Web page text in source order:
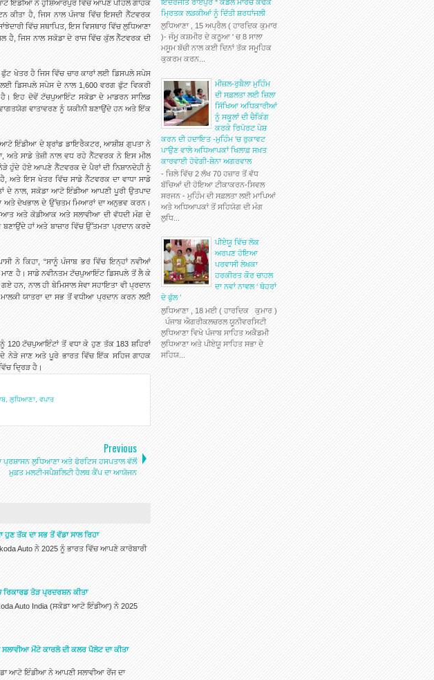
ਇੰਡੀਆ ਨੇ ਹੁਸ਼ਿਆਰਪੁਰ ਵਿੱਚ ਆਪਣੇ ਪਹਿਲੇ ਗਾਹਕ
ਕੀਤਾ ਹੈ, ਜਿਸ ਨਾਲ ਪੰਜਾਬ ਵਿੱਚ ਇਸਦੀ ਨੈੱਟਵਰਕ
ਵਿੱਚ ਸਥਾਪਿਤ, ਇਸ ਵਿਸਥਾਰ ਵਿੱਚ ਲੁਧਿਆਣਾ
ਜਿਸ ਨਾਲ ਸਕੋਡਾ ਦੇ ਰਾਜ ਵਿੱਚ ਕੁੱਲ ਨੈੱਟਵਰਕ ਦੀ
ਖੇਤਰ ਹੈ ਜਿਸ ਵਿੱਚ ਚਾਰ ਕਾਰਾਂ ਲਈ ਡਿਸਪਲੇ ਸਪੇਸ
ਡਿਸਪਲੇ ਸਪੇਸ ਦੇ ਨਾਲ 1,600 ਵਰਗ ਫੁੱਟ ਵਿਕਰੀ
ਇਹ ਦੋਵੇਂ ਟੱਚਪੁਆਇੰਟ ਸਕੋਡਾ ਦੇ ਮਾਡਰਨ ਸਾਲਿਡ
ਵਾਤਾਵਰਣ ਨੂੰ ਯਕੀਨੀ ਬਣਾਉਂਦੇ ਹਨ ਅਤੇ ਇੱਕ
ਇੰਡੀਆ ਦੇ ਬ੍ਰਾਂਡ ਡਾਇਰੈਕਟਰ, ਆਸ਼ੀਸ਼ ਗੁਪਤਾ ਨੇ
ਅਤੇ ਸਾਡੇ ਤੇਜ਼ੀ ਨਾਲ ਵਧ ਰਹੇ ਨੈੱਟਵਰਕ ਨੇ ਇਸ ਮੀਲ
ਹੁੰਦੇ ਹੋਏ ਆਪਣੇ ਨੈੱਟਵਰਕ ਦੇ ਪੈਰਾਂ ਦੀ ਨਿਸ਼ਾਨਦੇਹੀ ਨੂੰ
ਅਤੇ ਇਸ ਖੇਤਰ ਵਿੱਚ ਸਾਡੇ ਨੈੱਟਵਰਕ ਦਾ ਵਾਧਾ ਸਾਡੇ
ਦੇ ਨਾਲ, ਸਕੋਡਾ ਆਟੋ ਇੰਡੀਆ ਆਪਣੀ ਪੂਰੀ ਉਤਪਾਦ
ਅਤੇ ਦੇਖਭਾਲ ਦੇ ਉੱਚਤਮ ਮਿਆਰਾਂ ਦਾ ਅਨੁਭਵ ਕਰਨ।
ਅਤੇ ਕੋਡੀਆਕ ਅਤੇ ਸਲਾਵੀਆ ਦੀ ਵੱਧਦੀ ਮੰਗ ਦੇ
ਬਣਾਉਂਦੇ ਹਾਂ ਅਤੇ ਬਾਜ਼ਾਰ ਵਿੱਚ ਉੱਤਮਤਾ ਪ੍ਰਦਾਨ ਕਰਦੇ
ਨੇ ਕਿਹਾ, “ਸਾਨੂੰ ਪੰਜਾਬ ਭਰ ਵਿੱਚ ਇਨ੍ਹਾਂ ਨਵੀਆਂ
ਹੈ। ਸਾਡੇ ਨਵੀਨਤਮ ਟੱਚਪੁਆਇੰਟ ਡਿਸਪਲੇ ਤੋਂ ਲੈ ਕੇ
ਨਾਲ ਹੀ ਬੇਮਿਸਾਲ ਸੇਵਾ ਸਹਾਇਤਾ ਵੀ ਪ੍ਰਦਾਨ
ਯਾਤਰਾ ਦਾ ਸਭ ਤੋਂ ਵਧੀਆ ਪ੍ਰਦਾਨ ਕਰਨ ਲਈ
120 ਟੱਚਪੁਆਇੰਟਾਂ ਤੋਂ ਵਧਾ ਕੇ ਹੁਣ ਤੱਕ 183 ਸ਼ਹਿਰਾਂ
ਜਾਣ ਅਤੇ ਪੂਰੇ ਭਾਰਤ ਵਿੱਚ ਇੱਕ ਸਹਿਜ ਗਾਹਕ
ਦ੍ਰਿੜ ਹੈ।
, ਲੁਧਿਆਣਾ ਵਪਾਰ
Previous
ਪ੍ਰਸ਼ਾਸਨ ਲੁਧਿਆਣਾ ਅਤੇ ਫੋਰਟਿਸ ਹਸਪਤਾਲ ਵੱਲੋਂ
ਮੁਫ਼ਤ ਮਲਟੀ-ਸਪੈਸ਼ਲਿਟੀ ਹੈਲਥ ਕੈਂਪ ਦਾ ਆਯੋਜਨ
ਹੁਣ ਤੱਕ ਦਾ ਸਭ ਤੋਂ ਵੱਡਾ ਸਾਲ ਰਿਹਾ
Auto ਨੇ 2025 ਨੂੰ ਭਾਰਤ ਵਿੱਚ ਆਪਣੇ ਕਾਰੋਬਾਰੀ
ਤੋੜ ਪ੍ਰਦਰਸ਼ਨ ਕੀਤਾ
Auto India (ਸਕੋਡਾ ਆਟੋ ਇੰਡੀਆ) ਨੇ 2025
ਮੋਂਟੇ ਕਾਰਲੋ ਦੀ ਕਲਰ ਪੈਲੇਟ ਦਾ ਕੀਤਾ
ਆਟੋ ਇੰਡੀਆ ਨੇ ਆਪਣੀ ਸਲਾਵੀਆ ਰੇਂਜ ਦਾ
ਇੰਦਰਜੀਤ ਰਾਏਪੁਰ * ਕੈਂਡਲ ਮਾਰਚ ਕੱਢਕੇ
ਮ੍ਰਿਤਕ ਲੜਕੀਆਂ ਨੂੰ ਦਿੱਤੀ ਸ਼ਰਧਾਂਜਲੀ
ਲੁਧਿਆਣਾ , 15 ਅਪ੍ਰੈਲ ( ਹਾਰਦਿਕ ਕੁਮਾਰ
)- ਜੰਮੂ ਕਸ਼ਮੀਰ ਦੇ ਕਠੂਆ ' ਚ 8 ਸਾਲਾ
ਮਸੂਮ ਬੱਚੀ ਨਾਲ ਕਈ ਦਿਨਾਂ ਤੱਕ ਸਮੂਹਿਕ
ਕੁਕਰਮ ਕਰਨ...
ਮੀਜ਼ਲ-ਰੁਬੈਲਾ ਮੁਹਿੰਮ
ਦੀ ਸਫ਼ਲਤਾ ਲਈ ਜ਼ਿਲਾ
ਸਿੱਖਿਆ ਅਧਿਕਾਰੀਆਂ
ਨੂੰ ਸਕੂਲਾਂ ਦੀ ਚੈਕਿੰਗ
ਕਰਕੇ ਰਿਪੋਰਟ ਪੇਸ਼
ਕਰਨ ਦੀ ਹਦਾਇਤ -ਮੁਹਿੰਮ 'ਚ ਰੁਕਾਵਟ
ਪਾਉਣ ਵਾਲੇ ਅਧਿਆਪਕਾਂ ਖਿਲਾਫ਼ ਸਖ਼ਤ
ਕਾਰਵਾਈ ਹੋਵੇਗੀ-ਸ਼ੇਨਾ ਅਗਰਵਾਲ
- ਜ਼ਿਲੇ ਵਿੱਚ 2 ਲੱਖ 70 ਹਜ਼ਾਰ ਤੋਂ ਵੱਧ
ਬੱਚਿਆਂ ਦੀ ਹੋਇਆ ਟੀਕਾਕਰਨ-ਸਿਵਲ
ਸਰਜਨ - ਮੁਹਿੰਮ ਦੀ ਸਫ਼ਲਤਾ ਲਈ ਮਾਪਿਆਂ
ਅਤੇ ਅਧਿਆਪਕਾਂ ਤੋਂ ਸਹਿਯੋਗ ਦੀ ਮੰਗ
ਲੁਧਿ...
ਪੀਏਯੂ ਵਿੱਚ ਲੋਕ
ਅਰਪਣ ਹੋਇਆ
ਪਰਵਾਸੀ ਲੇਖਕਾ
ਹਰਕੀਰਤ ਕੌਰ ਚਾਹਲ
ਦਾ ਨਵਾਂ ਨਾਵਲ ‘ ਥੋਹਰਾਂ
ਦੇ ਫੁੱਲ ’
ਲੁਧਿਆਣਾ , 18 ਮਈ ( ਹਾਰਦਿਕ ਕੁਮਾਰ )
ਪੰਜਾਬ ਐਗਰੀਕਲਚਰਲ ਯੂਨੀਵਰਸਿਟੀ
ਲੁਧਿਆਣਾ ਵਿਖੇ ਪੰਜਾਬ ਸਾਹਿਤ ਅਕੈਡਮੀ
ਲੁਧਿਆਣਾ ਅਤੇ ਪੀਏਯੂ ਸਾਹਿਤ ਸਭਾ ਦੇ
ਸਹਿਯ...